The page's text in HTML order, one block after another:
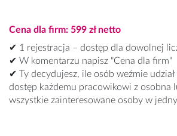
Cena dla firm: 599 zł netto
✔ 1 rejestracja – dostęp dla dowolnej
✔ W komentarzu napisz "Cena dla firm"
✔ Ty decydujesz, ile osób weźmie
dostęp każdemu pracowikowi z osobna
wszystkie zainteresowane osoby w